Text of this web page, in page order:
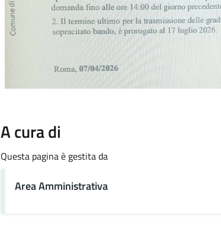
A cura di
Questa pagina è gestita da
Area Amministrativa